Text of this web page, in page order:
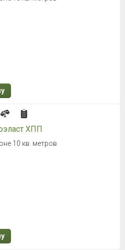
ХПП
10 кв. метров